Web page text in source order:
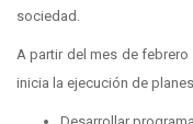
sociedad.
A partir del mes de
inicia la ejecución de
Desarrollar